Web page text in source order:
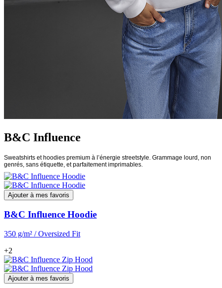
B&C Influence
Sweatshirts et hoodies premium à l’énergie streetstyle. Grammage lourd, non
genrés, sans étiquette, et parfaitement imprimables.
Ajouter à mes favoris
B&C Influence Hoodie
350 g/m² / Oversized Fit
+2
Ajouter à mes favoris